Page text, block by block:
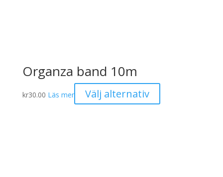
Organza band 10m
kr30.00 Läs mer Välj alternativ
här